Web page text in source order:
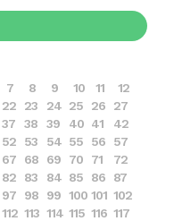
7 8 9 10 11
12
22 23 24 25 26
27
37 38 39 40 41
42
52 53 54 55 56
57
67 68 69 70 71
72
82 83 84 85 86
87
97 98 99 100 101 102
112 113 114 115 116 117